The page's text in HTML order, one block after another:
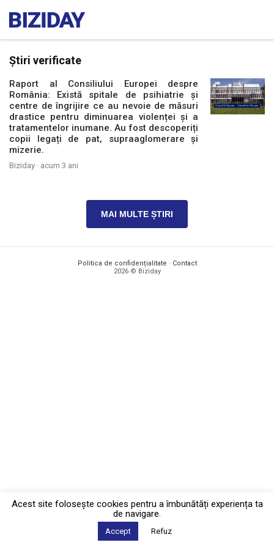
Știri verificate
Raport al Consiliului Europei despre
România: Există spitale de psihiatrie și
centre de îngrijire ce au nevoie de măsuri
drastice pentru diminuarea violenței și a
tratamentelor inumane. Au fost descoperiți
copii legați de pat, supraaglomerare și
mizerie.
Biziday · acum 3 ani
MAI MULTE ȘTIRI
Politica de confidențialitate · Contact
2026 © Biziday
Acest site foloseşte cookies pentru a îmbunătăți experiența ta
de navigare.
Accept Refuz